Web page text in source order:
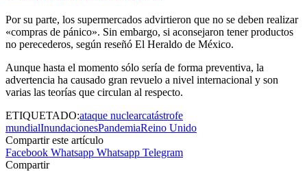
Por su parte, los supermercados advirtieron que no se deben realizar
«compras de pánico». Sin embargo, si aconsejaron tener productos
no perecederos, según reseñó El Heraldo de México.
Aunque hasta el momento sólo sería de forma preventiva, la
advertencia ha causado gran revuelo a nivel internacional y son
varias las teorías que circulan al respecto.
ETIQUETADO:ataque nuclearcatástrofe
mundialInundacionesPandemiaReino Unido
Compartir este artículo
Facebook Whatsapp Whatsapp Telegram
Compartir